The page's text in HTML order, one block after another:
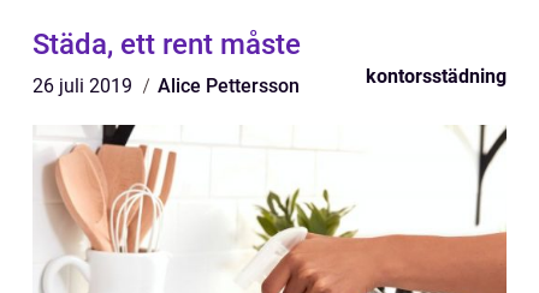
Städa, ett rent måste
26 juli 2019 Alice Pettersson kontorsstädning